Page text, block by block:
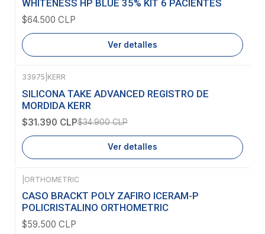
WHITENESS HP BLUE 35% KIT 6 PACIENTES
$64.500 CLP
Ver detalles
-10% OFF
Agotado
33975 KERR
SILICONA TAKE ADVANCED REGISTRO DE
MORDIDA KERR
$31.390 CLP$34.900 CLP
Ver detalles
Agotado
ORTHOMETRIC
CASO BRACKT POLY ZAFIRO ICERAM-P
POLICRISTALINO ORTHOMETRIC
$59.500 CLP